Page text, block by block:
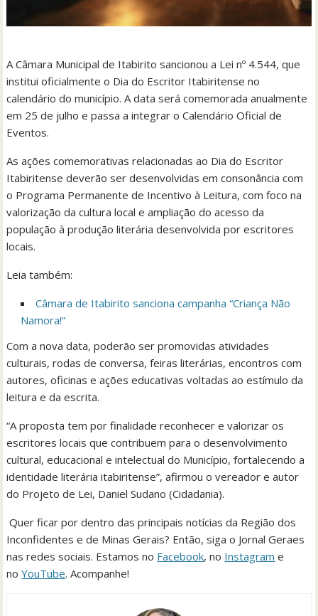
A Câmara Municipal de Itabirito sancionou a Lei nº 4.544, que
institui oficialmente o Dia do Escritor Itabiritense no
calendário do município. A data será comemorada anualmente
em 25 de julho e passa a integrar o Calendário Oficial de
Eventos.
As ações comemorativas relacionadas ao Dia do Escritor
Itabiritense deverão ser desenvolvidas em consonância com
o Programa Permanente de Incentivo à Leitura, com foco na
valorização da cultura local e ampliação do acesso da
população à produção literária desenvolvida por escritores
locais.
Leia também:
Câmara de Itabirito sanciona campanha “Criança Não
Namora!”
Com a nova data, poderão ser promovidas atividades
culturais, rodas de conversa, feiras literárias, encontros com
autores, oficinas e ações educativas voltadas ao estímulo da
leitura e da escrita.
“A proposta tem por finalidade reconhecer e valorizar os
escritores locais que contribuem para o desenvolvimento
cultural, educacional e intelectual do Município, fortalecendo a
identidade literária itabiritense”, afirmou o vereador e autor
do Projeto de Lei, Daniel Sudano (Cidadania).
Quer ficar por dentro das principais notícias da Região dos
Inconfidentes e de Minas Gerais? Então, siga o Jornal Geraes
nas redes sociais. Estamos no Facebook, no Instagram e
noYouTube. Acompanhe!